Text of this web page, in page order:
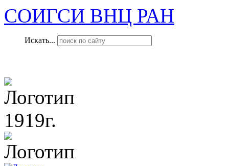
СОИГСИ ВНЦ РАН
Искать...
1919г.